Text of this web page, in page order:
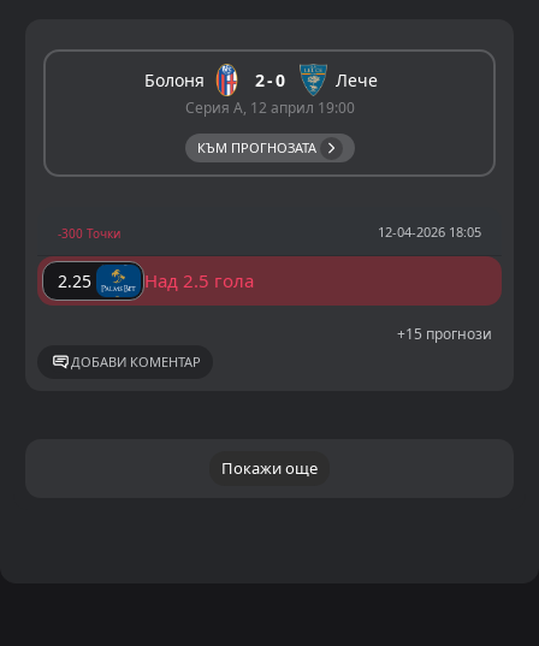
Болоня 2 0 Лече
Серия А, 12 април 19:00
КЪМ ПРОГНОЗАТА
-300 Точки 12-04-2026 18:05
2.25 Над 2.5 гола
+15 прогнози
ДОБАВИ КОМЕНТАР
Покажи още